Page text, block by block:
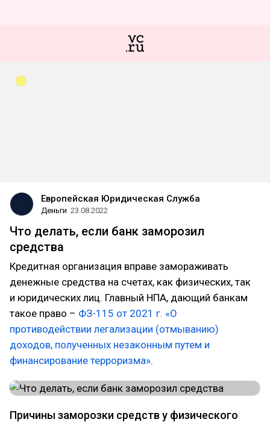
Европейская Юридическая Служба
Деньги 23.08.2022
Что делать, если банк заморозил
средства
Кредитная организация вправе замораживать
денежные средства на счетах, как физических, так
и юридических лиц. Главный НПА, дающий банкам
такое право – ФЗ-115 от 2021 г. «О
противодействии легализации (отмыванию)
доходов, полученных незаконным путем и
финансирование терроризма».
Причины заморозки средств у физического